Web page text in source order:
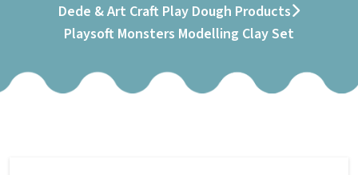
Dede & Art Craft Play Dough Products
Playsoft Monsters Modelling Clay Set